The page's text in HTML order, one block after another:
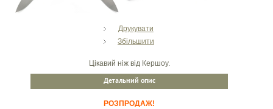
Друкувати
Збільшити
Цікавий ніж від Кершоу.
Детальний опис
РОЗПРОДАЖ!